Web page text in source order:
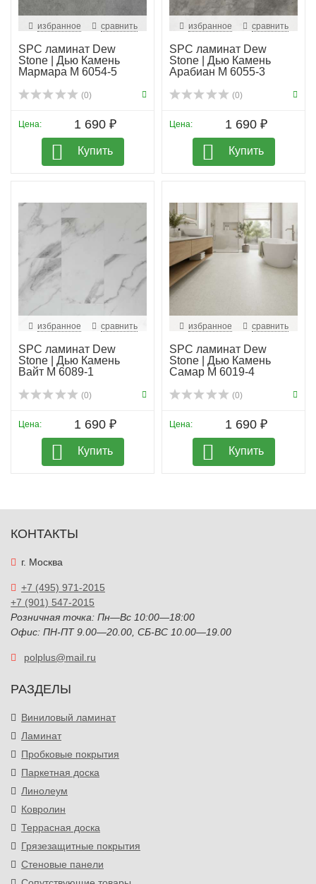
избранное сравнить
SPC ламинат Dew
Stone | Дью Камень
Мармара М 6054-5
(0)
Цена: 1 690 ₽
Купить
избранное сравнить
SPC ламинат Dew
Stone | Дью Камень
Арабиан M 6055-3
(0)
Цена: 1 690 ₽
Купить
избранное сравнить
SPC ламинат Dew
Stone | Дью Камень
Вайт М 6089-1
(0)
Цена: 1 690 ₽
Купить
избранное сравнить
SPC ламинат Dew
Stone | Дью Камень
Самар М 6019-4
(0)
Цена: 1 690 ₽
Купить
КОНТАКТЫ
г. Москва
+7 (495) 971-2015
+7 (901) 547-2015
Розничная точка: Пн—Вс 10:00—18:00
Офис: ПН-ПТ 9.00—20.00, СБ-ВС 10.00—19.00
polplus@mail.ru
РАЗДЕЛЫ
Виниловый ламинат
Ламинат
Пробковые покрытия
Паркетная доска
Линолеум
Ковролин
Террасная доска
Грязезащитные покрытия
Стеновые панели